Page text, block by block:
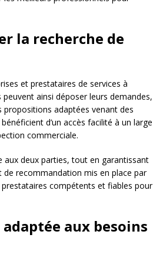
la recherche de
et prestataires de services à
ainsi déposer leurs demandes,
propositions adaptées venant des
d’un accès facilité à un large
commerciale.
deux parties, tout en garantissant
de recommandation mis en place par
prestataires compétents et fiables pour
aux besoins